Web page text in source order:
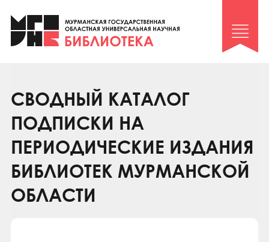
Клуб «Гиря и сельдерей»
Клуб «Семейный архив»
Коллегам
Контакты
СВОДНЫЙ КАТАЛОГ
ПОДПИСКИ НА
ПЕРИОДИЧЕСКИЕ ИЗДАНИЯ
БИБЛИОТЕК МУРМАНСКОЙ
ОБЛАСТИ